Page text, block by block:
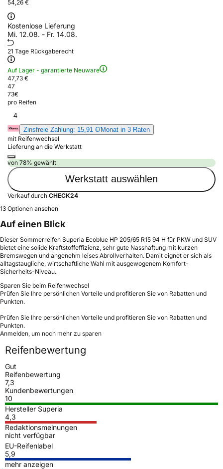
54,26 €
Kostenlose Lieferung
Mi. 12.08. - Fr. 14.08.
21 Tage Rückgaberecht
Auf Lager - garantierte Neuware
47,73 €
47
73€
pro Reifen
4
Zinsfreie Zahlung: 15,91 €/Monat in 3 Raten
mit Reifenwechsel
Lieferung an die Werkstatt
von 78% gewählt
Werkstatt auswählen
Verkauf durch CHECK24
13 Optionen ansehen
Auf einen Blick
Dieser Sommerreifen Superia Ecoblue HP 205/65 R15 94 H für PKW und SUV
bietet eine solide Kraftstoffeffizienz, sehr gute Nasshaftung mit kurzen
Bremswegen und angenehm leises Abrollverhalten. Damit eignet er sich als
alltagstaugliche, wirtschaftliche Wahl mit ausgewogenem Komfort-
Sicherheits-Niveau.
Sparen Sie beim Reifenwechsel
Prüfen Sie Ihre persönlichen Vorteile und profitieren Sie von Rabatten und
Punkten.
Prüfen Sie Ihre persönlichen Vorteile und profitieren Sie von Rabatten und
Punkten.
Anmelden, um noch mehr zu sparen
Reifenbewertung
Gut
Reifenbewertung
7,3
Kundenbewertungen
10
Hersteller Superia
4,3
Redaktionsmeinungen
nicht verfügbar
EU-Reifenlabel
5,9
mehr anzeigen